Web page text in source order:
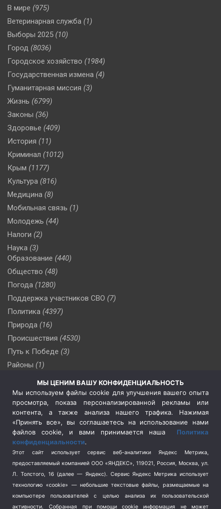
В мире (975)
Ветеринарная служба (1)
Выборы 2025 (10)
Город (8036)
Городское хозяйство (1984)
Государственная измена (4)
Гуманитарная миссия (3)
Жизнь (6799)
Законы (36)
Здоровье (409)
История (11)
Криминал (1012)
Крым (1177)
Культура (816)
Медицина (8)
Мобильная связь (1)
Молодежь (44)
Налоги (2)
Наука (3)
Образование (440)
Общество (48)
Погода (1280)
Поддержка участников СВО (7)
Политика (4397)
Природа (16)
Происшествия (4530)
Путь к Победе (3)
Районы (1)
(510)
Сельское хозяйство (3)
Социальная политика
(3)
Спецоперация в Украине
Спецоперация на Украине
(404)
Спорт (740)
Терроризм (1)
Транспорт (262)
Туризм (178)
МЫ ЦЕНИМ ВАШУ КОНФИДЕНЦИАЛЬНОСТЬ
Мы используем файлы cookie для улучшения вашего опыта
просмотра, показа персонализированной рекламы или
контента, а также анализа нашего трафика. Нажимая
«Принять все», вы соглашаетесь на использование нами
файлов cookie, и вами принимается наша Политика
конфиденциальности.
Этот сайт использует сервис веб-аналитики Яндекс Метрика,
предоставляемый компанией ООО «ЯНДЕКС», 119021, Россия, Москва, ул.
Л. Толстого, 16 (далее — Яндекс). Сервис Яндекс Метрика использует
технологию «cookie» — небольшие текстовые файлы, размещаемые на
компьютере пользователей с целью анализа их пользовательской
активности.
Собранная при помощи cookie информация не может